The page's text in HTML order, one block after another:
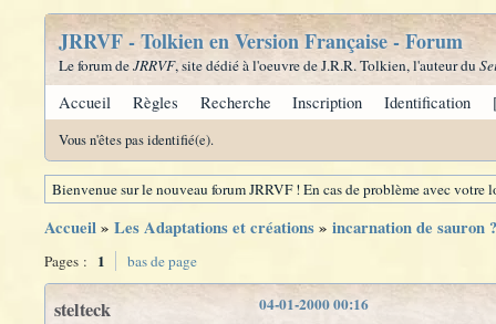
JRRVF - Tolkien en Version Française - Forum
Le forum deJRRVF, site dédié à l'oeuvre de J.R.R. Tolkien, l'auteur du
Accueil Règles Recherche Inscription Identification
Vous n'êtes pas identifié(e).
Bienvenue sur le nouveau forum JRRVF ! En cas de problème avec
Accueil» Les Adaptations et créations» incarnation de sauron ?
Pages : 1 bas de page
04-01-2000 00:16
stelteck